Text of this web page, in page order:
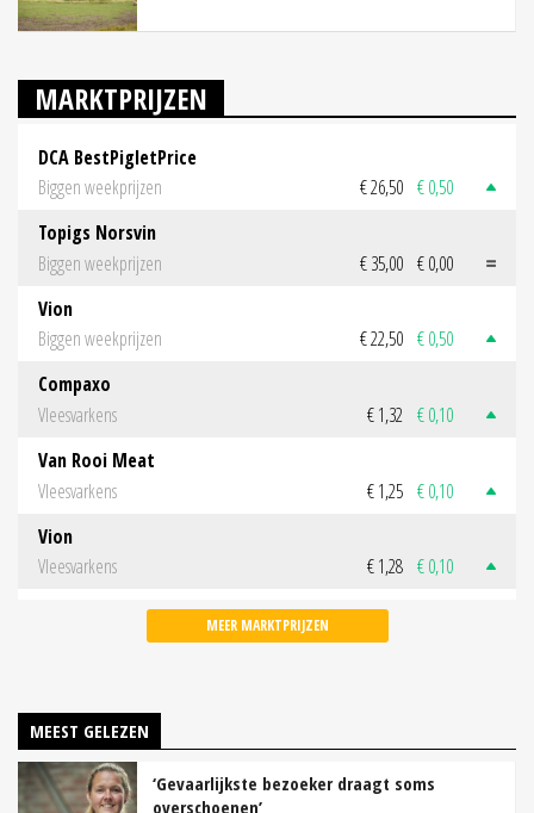
MARKTPRIJZEN
DCA BestPigletPrice
Biggen weekprijzen
€ 26,50 € 0,50
Topigs Norsvin
Biggen weekprijzen
€ 35,00 € 0,00
Vion
Biggen weekprijzen
€ 22,50 € 0,50
Compaxo
Vleesvarkens
€ 1,32 € 0,10
Van Rooi Meat
Vleesvarkens
€ 1,25 € 0,10
Vion
Vleesvarkens
€ 1,28 € 0,10
MEER MARKTPRIJZEN
MEEST GELEZEN
‘Gevaarlijkste bezoeker draagt soms
overschoenen’